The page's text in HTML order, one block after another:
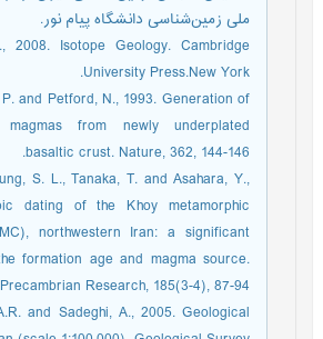
ملی زمین‌شناسی دانشگاه پیام نور.
2008. Isotope Geology. Cambridge
University Press.New York.
P. and Petford, N., 1993. Generation of
magmas from newly underplated
basaltic crust. Nature, 362, 144-146.
S. L., Tanaka, T. and Asahara, Y.,
dating of the Khoy metamorphic
northwestern Iran: a significant
formation age and magma source.
Precambrian Research, 185(3-4), 87-94.
and Sadeghi, A., 2005. Geological